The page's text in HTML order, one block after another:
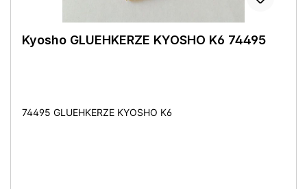
Kyosho GLUEHKERZE KYOSHO K6 74495
74495 GLUEHKERZE KYOSHO K6